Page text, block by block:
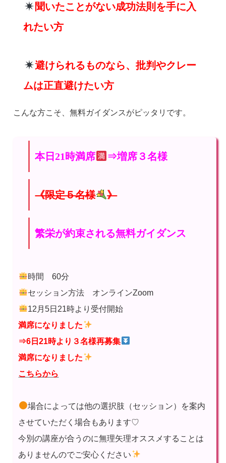
聞いたことがない成功法則を手に入
れたい方
避けられるものなら、批判やクレー
ムは正直避けたい方
こんな方こそ、無料ガイダンスがピッタリです。
本日21時満席 ⇒増席３名様
《限定５名様 》
繁栄が約束される無料ガイダンス
時間 60分
セッション方法 オンラインZoom
12月5日21時より受付開始
満席になりました
⇒6日21時より３名様再募集
満席になりました
こちらから
場合によっては他の選択肢（セッション）を案内
させていただく場合もあります♡
今別の講座が合うのに無理矢理オススメすることは
ありませんのでご安心ください